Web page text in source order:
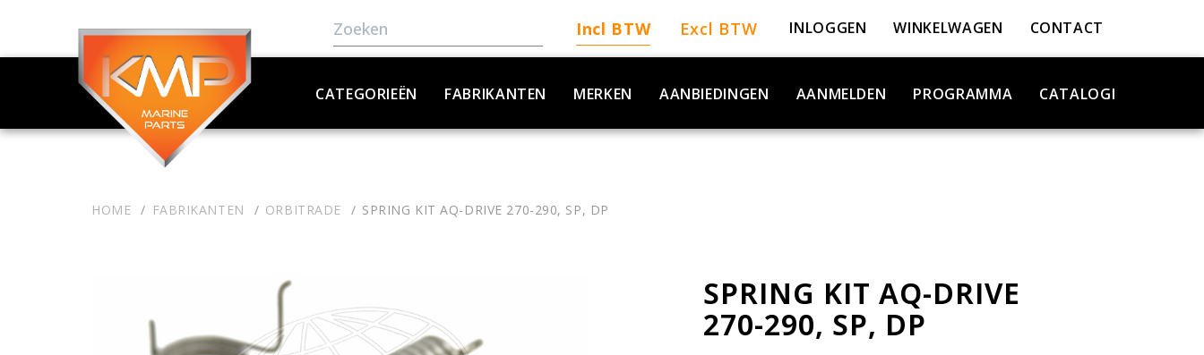
Incl BTW Excl BTW INLOGGEN WINKELWAGEN CONTACT
CATEGORIEËN FABRIKANTEN MERKEN AANBIEDINGEN AANMELDEN PROGRAMMA CATALOGI
HOME FABRIKANTEN ORBITRADE SPRING KIT AQ-DRIVE 270-290, SP, DP
SPRING KIT AQ-DRIVE
270-290, SP, DP